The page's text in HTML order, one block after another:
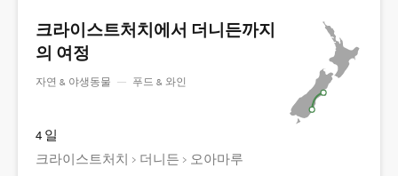
크라이스트처치에서 더니든까지
의 여정
자연 & 야생동물 — 푸드 & 와인
4 일
크라이스트처치 > 더니든 > 오아마루